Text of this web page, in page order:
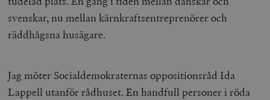
svenskar, nu mellan kärnkraftsentreprenörer och
räddhågsna husägare.
Jag möter Socialdemokraternas oppositionsråd Ida
Lappell utanför rådhuset. En handfull personer i röda